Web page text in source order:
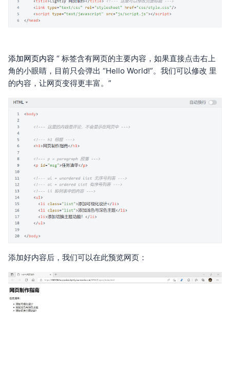
添加网页内容 “ 标签含有网页的主要内容，如果直接点击右上
角的小眼睛，目前只会弹出 “Hello World!”。我们可以修改 里
的内容，让网页变得更丰富。”
添加好内容后，我们可以在此预览网页：